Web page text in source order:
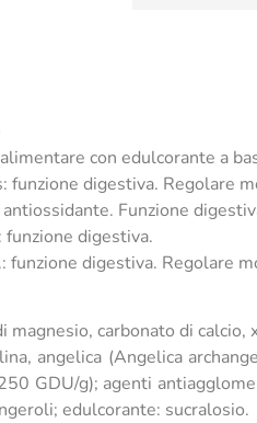
con edulcorante a
funzione digestiva. Regolare
antiossidante. Funzione
funzione digestiva.
funzione digestiva. Regolare
magnesio, carbonato di
angelica (Angelica
GDU/g); agenti
edulcorante: sucralosio.